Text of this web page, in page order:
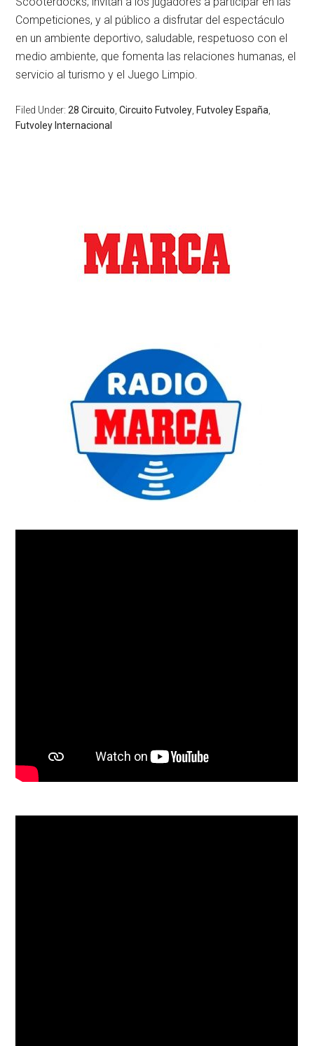
Competiciones, y al público a disfrutar del espectáculo
en un ambiente deportivo, saludable, respetuoso con el
medio ambiente, que fomenta las relaciones humanas, el
servicio al turismo y el Juego Limpio.
Filed Under:28 Circuito ,Circuito Futvoley Futvoley España
Futvoley Internacional